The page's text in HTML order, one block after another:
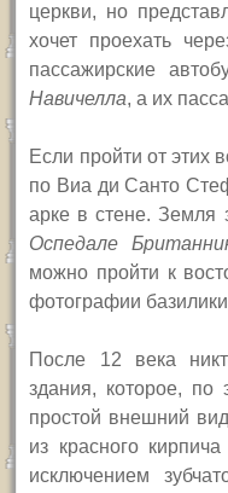
церкви, но
хочет проехать
пассажирские
Навичелла, а их
Если пройти от этих
по Виа ди Санто
арке в стене. Земля
Оспедале
можно пройти к
фотографии
После 12 века
здания, которое, по
простой внешний
из красного
исключением